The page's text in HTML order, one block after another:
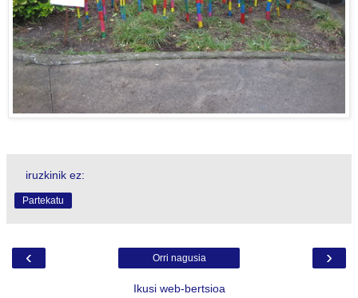
iruzkinik ez:
Partekatu
‹ ›
Orri nagusia
Ikusi web-bertsioa